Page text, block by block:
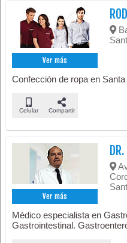
Ver más
Confección de ropa en
Celular Compartir
Ver más
Médico especialista en
Gastrointestinal.